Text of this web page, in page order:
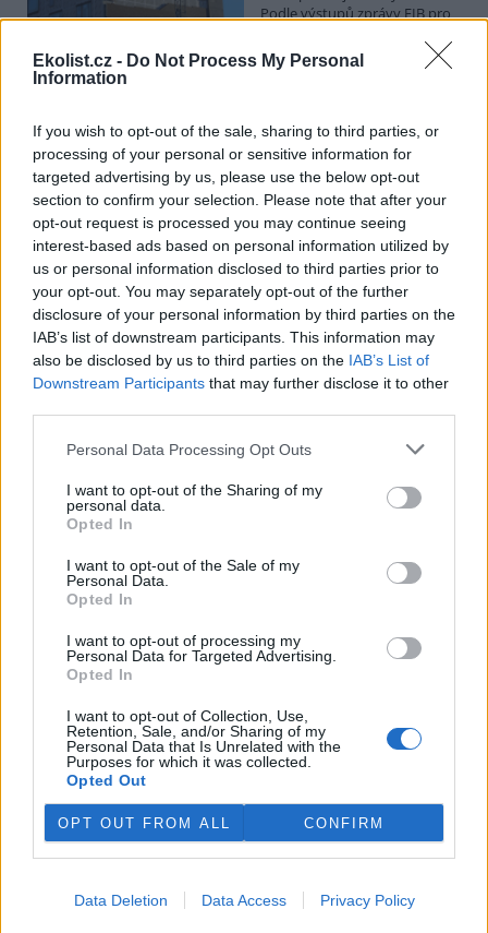
Ekolist.cz - Do Not Process My Personal
Information
If you wish to opt-out of the sale, sharing to third parties, or
processing of your personal or sensitive information for
targeted advertising by us, please use the below opt-out
section to confirm your selection. Please note that after your
opt-out request is processed you may continue seeing
interest-based ads based on personal information utilized by
us or personal information disclosed to third parties prior to
your opt-out. You may separately opt-out of the further
disclosure of your personal information by third parties on the
IAB’s list of downstream participants. This information may
also be disclosed by us to third parties on the IAB’s List of
Downstream Participants that may further disclose it to other
Personal Data Processing Opt Outs
I want to opt-out of the Sharing of my
personal data.
Opted In
I want to opt-out of the Sale of my
Personal Data.
Opted In
I want to opt-out of processing my
Personal Data for Targeted Advertising.
Opted In
I want to opt-out of Collection, Use,
Retention, Sale, and/or Sharing of my
Personal Data that Is Unrelated with the
Purposes for which it was collected.
Opted Out
OPT OUT FROM ALL CONFIRM
Data Deletion Data Access Privacy Policy
Podle výstupů zprávy EIB pro
se to týká přibližně 1,1 milionu lidí, tedy zhruba 40 % osob žijících v
nájmu. K řešení krize dostupnosti bydlení je kromě nové výstavby
centrech obcí, a zároveň snižovat jeho dlouhodobé provozní
náklady. Desetina českých domácností totiž vydává na bydlení více
než 40 % svých příjmů.
Greenpeace: Podpora moratoria na hlubokomořskou
těžbu vzrostla na 46 států. ČR mezi nimi zatím chybí
4.8.2026
Diskuse: 3
Přes víkend skončilo 31. Valné
shromáždění Mezinárodního
úřadu pro mořské dno (ISA),
kde měla své zastoupení i
Česká republika. Zasedání
skončilo zklamáním, protože se vládám členských států nepodařilo
nebudou tolerovány.
Luboš Pavlovič: Veřejnost může do poloviny srpna
připomínkovat plavební kanál u Přelouče
3.8.2026
Diskuse: 16
července 2026 zahájení
zjišťovacího řízení pro záměr
do Pardubic. Veřejnost může své vyjádření k vlivům této stavby na
životní prostředí poslat ministerstvu do 13. srpna 2026.
Kilian Kaminski: Evropa slibuje právo na opravu.
Budou ale opravy skutečně levnější?
1.8.2026
novou evropskou směrnici o